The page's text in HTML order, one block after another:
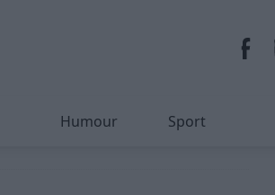
Humour Sport